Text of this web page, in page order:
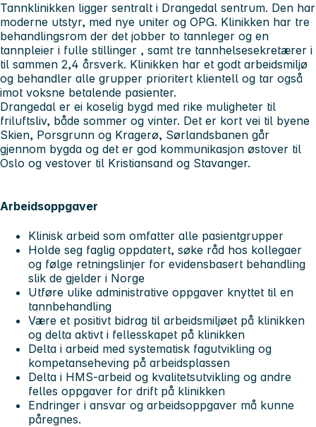
Tannklinikken ligger sentralt i Drangedal sentrum. Den har
moderne utstyr, med nye uniter og OPG. Klinikken har tre
behandlingsrom der det jobber to tannleger og en
tannpleier i fulle stillinger , samt tre tannhelsesekretærer i
til sammen 2,4 årsverk. Klinikken har et godt arbeidsmiljø
og behandler alle grupper prioritert klientell og tar også
imot voksne betalende pasienter.
Drangedal er ei koselig bygd med rike muligheter til
friluftsliv, både sommer og vinter. Det er kort vei til byene
Skien, Porsgrunn og Kragerø, Sørlandsbanen går
gjennom bygda og det er god kommunikasjon østover til
Oslo og vestover til Kristiansand og Stavanger.
Arbeidsoppgaver
Klinisk arbeid som omfatter alle pasientgrupper
Holde seg faglig oppdatert, søke råd hos kollegaer
og følge retningslinjer for evidensbasert behandling
slik de gjelder i Norge
Utføre ulike administrative oppgaver knyttet til en
tannbehandling
Være et positivt bidrag til arbeidsmiljøet på klinikken
og delta aktivt i fellesskapet på klinikken
Delta i arbeid med systematisk fagutvikling og
kompetanseheving på arbeidsplassen
Delta i HMS-arbeid og kvalitetsutvikling og andre
felles oppgaver for drift på klinikken
Endringer i ansvar og arbeidsoppgaver må kunne
påregnes.